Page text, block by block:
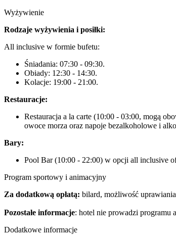
Wyżywienie
Rodzaje wyżywienia i posiłki:
All inclusive w formie bufetu:
Śniadania: 07:30 - 09:30.
Obiady: 12:30 - 14:30.
Kolacje: 19:00 - 21:00.
Restauracje:
Restauracja a la carte (10:00 - 03:00, mogą
owoce morza oraz napoje bezalkoholowe i
Bary:
Pool Bar (10:00 - 22:00) w opcji all inclusive
Program sportowy i animacyjny
Za dodatkową opłatą: bilard, możliwość
Pozostałe informacje: hotel nie prowadzi programu
Dodatkowe informacje